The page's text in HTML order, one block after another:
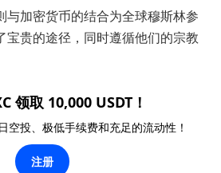
与加密货币的结合为全球穆斯林参
宝贵的途径，同时遵循他们的宗教
领取 10,000 USDT！
空投、极低手续费和充足的流动性！
注册